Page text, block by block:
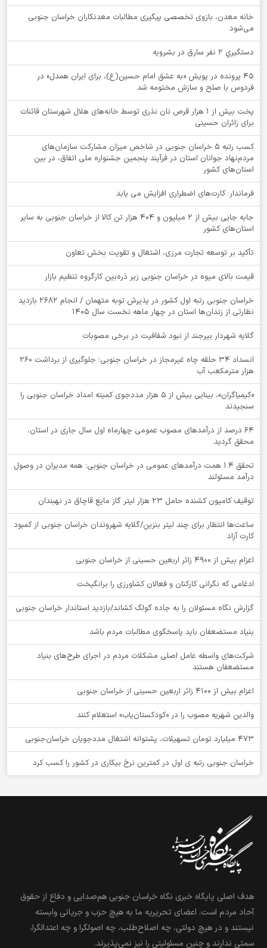
خانه معدن، بازوی تخصصی پیگیری مطالبات معدنکاران خراسان جنوبی
می‌شود
دستگيري 2 نفر سارق در بشرويه
۴۵ پرونده در پویش «به عشق امام حسین(ع)، برای ایران همدل» در
فردوس با صلح و سازش مختومه شد
پخت بیش از 1 هزار قرص نان نذری توسط خانه‌های هلال شهرستان قائنات
برای زائران حسینی
کسب رتبه ۵ خراسان جنوبی در شاخص میزان مشارکت سازمان‌های
مردم‌نهاد جوانان استان در فرآیند پنجمین جشنواره ملی اتفاق، در بین
استان‌های کشور
فرماندار: کارت‌های اضطراری افزایش می یابد
جابه جایی بیش از 2 میلیون و 404 هزار تن کالا از خراسان جنوبی به سایر
استان‌های کشور
تأکید بر توسعه تجارت مرزی، اشتغال و تقویت بخش تعاون
قیمت بالای میوه در خراسان جنوبی زیر ذره‌بین کارگروه تنظیم بازار
خراسان جنوبی رتبه اول کشور در پذیرش توبه متهمان / انجام ۲۶۸۲ بازدید
نظارتی از زندان‌ها استان در چهار ماهه نخست سال 1405
گلایه شهردار بیرجند از نبود شفافیت در برخی مصوبات
انسداد ۳۴ حلقه چاه غیرمجاز در خراسان جنوبی؛ جلوگیری از برداشت ۲۶۰
هزار مترمکعب آب
«کیمیاگران»، بینایی بیش از ۵ هزار مددجوی کمیته امداد خراسان جنوبی را
سنجیدند
64 درصد از درآمدهای مصوب عمومی چهارماه اول سال جاری در استان،
محقق گردید.
تحقق ۱.۴ همت درآمدهای عمومی در خراسان جنوبی؛ همه مدیران در وصول
درآمد مسئولند
توقيف کامیون کشنده حامل 23 هزار لیتر گاز مایع قاچاق در نهبندان
ساعت‌ها انتظار برای چند لیتر بنزین/گلایه شهروندان خراسان جنوبی از کمبود
کارت آزاد
اعزام بیش از 4900 زائر اربعین حسینی از خراسان جنوبی
ادغامی که نگرانی کارکنان و فعالان کشاورزی را برانگیخت
گزارش نگاه مسئولان را به جاده گولگ کشاند/بازدید استاندار خراسان جنوبی
بنیاد مستضعفان باید پاسخگوی مطالبات مردم باشد
شرکت‌های واسطه عامل اصلی مشکلات مردم در اجرای طرح‌های بنیاد
مستضعفان هستند
اعزام بیش از 4100 زائر اربعین حسینی از خراسان جنوبی
والدین شهریه مصوب را در «کودکستان‌یاب» استعلام کنند
۴۷۳ میلیارد تومان تسهیلات، پشتوانه اشتغال مددجویان خراسان‌جنوبی
خراسان جنوبی رتبه ی اول در کمترین نرخ بیکاری در کشور را کسب کرد
هدف اصلی پایگاه خبری نگاه خراسان جنوبی هم‌صدایی و دفاع از حقوق
آحاد مردم است. اعضای تحریریه ما به هیچ حزب و جریانی وابسته
نیستند و در هیچ دولتی، چه اصلاح‌طلب، چه اصولگرا و چه اعتدالگرا،
سمتی ندارند و چنین مسئولیتی را نیز نمی‌پذیرند.